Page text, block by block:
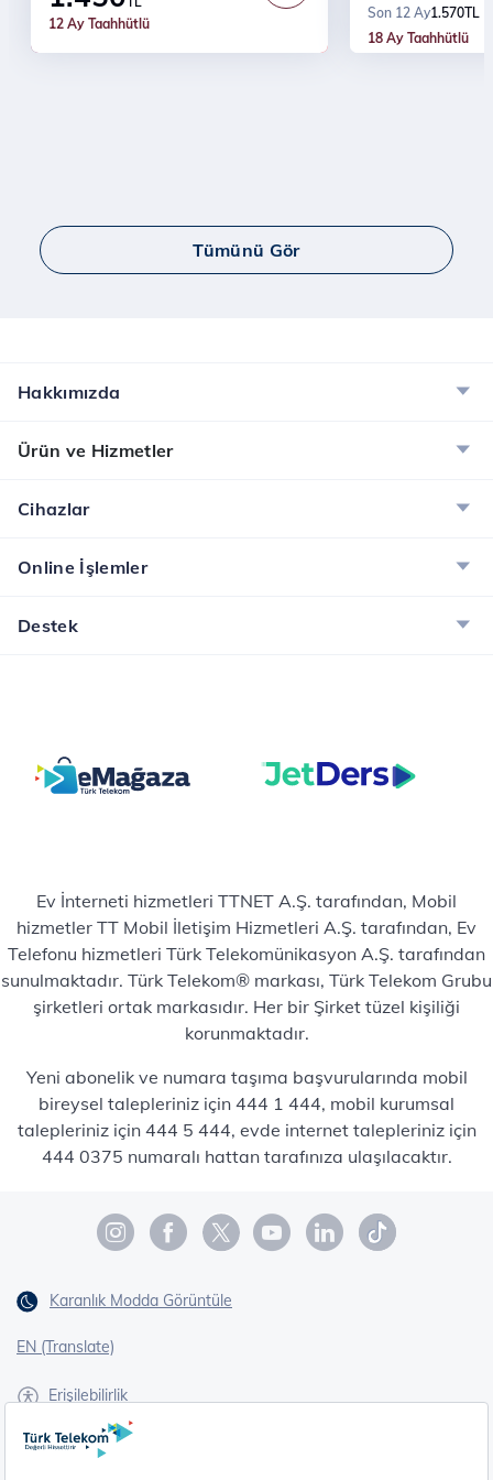
Modem ücreti dahil değildir
12 Ay Taahhütlü
Türk
İndirim
18 Ay Taahhütlü
1.570TL
Son 12 Ay
Tümünü Gör
Hakkımızda
Ürün ve Hizmetler
Cihazlar
Online İşlemler
Destek
Ev İnterneti hizmetleri TTNET A.Ş. tarafından, Mobil
hizmetler TT Mobil İletişim Hizmetleri A.Ş. tarafından, Ev
Telefonu hizmetleri Türk Telekomünikasyon A.Ş. tarafından
sunulmaktadır. Türk Telekom® markası, Türk Telekom Grubu
şirketleri ortak markasıdır. Her bir Şirket tüzel kişiliği
korunmaktadır.
Yeni abonelik ve numara taşıma başvurularında mobil
bireysel talepleriniz için 444 1 444, mobil kurumsal
talepleriniz için 444 5 444, evde internet talepleriniz için
444 0375 numaralı hattan tarafınıza ulaşılacaktır.
Karanlık Modda Görüntüle
EN (Translate)
Erişilebilirlik
İşaret Dili Çevirisi